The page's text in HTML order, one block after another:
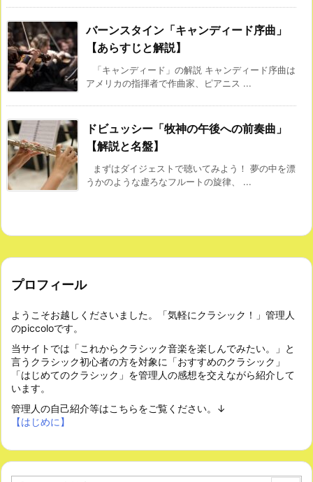
バーンスタイン「キャンディード序曲」
【あらすじと解説】
「キャンディード」の解説 キャンディード序曲は
アメリカの指揮者で作曲家、ピアニス ...
ドビュッシー「牧神の午後への前奏曲」
【解説と名盤】
まずはダイジェストで聴いてみよう！ 夢の中を漂
うかのような虚ろなフルートの旋律、 ...
プロフィール
ようこそお越しくださいました。「気軽にクラシック！」管理人
のpiccoloです。
当サイトでは「これからクラシック音楽を楽しんでみたい。」と
言うクラシック初心者の方を対象に「おすすめのクラシック」
「はじめてのクラシック」を管理人の感想を交えながら紹介して
います。
管理人の自己紹介等はこちらをご覧ください。↓
【はじめに】